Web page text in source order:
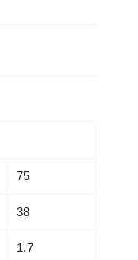
75
38
1.7